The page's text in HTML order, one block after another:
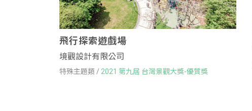
飛行探索遊戲場
境觀設計有限公司
特殊主題類 / 2021 第九屆 台灣景觀大獎-優質獎